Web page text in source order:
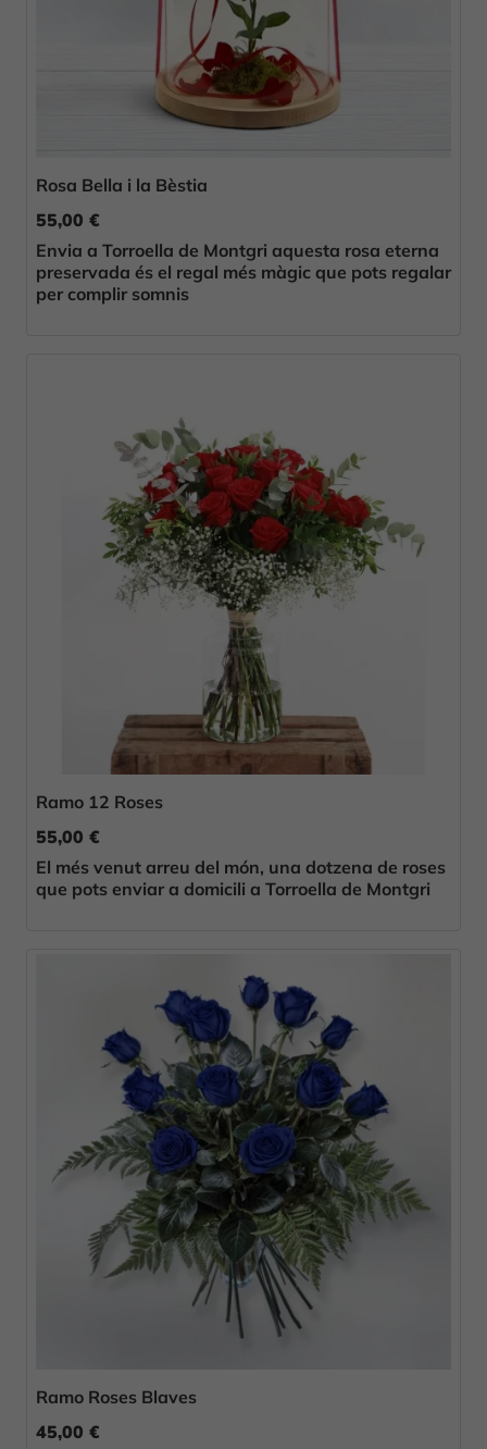
Rosa Bella i la Bèstia
55,00 €
Envia a Torroella de Montgri aquesta rosa eterna
preservada és el regal més màgic que pots regalar
per complir somnis
Ramo 12 Roses
55,00 €
El més venut arreu del món, una dotzena de roses
que pots enviar a domicili a Torroella de Montgri
Ramo Roses Blaves
45,00 €